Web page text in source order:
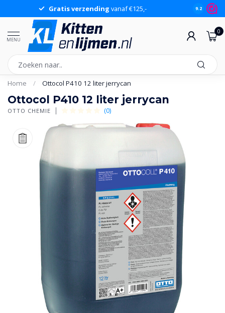
Gratis verzending vanaf €125,- 9.2
MENU
0
Home / Ottocol P410 12 liter jerrycan
Ottocol P410 12 liter jerrycan
OTTO CHEMIE (0)